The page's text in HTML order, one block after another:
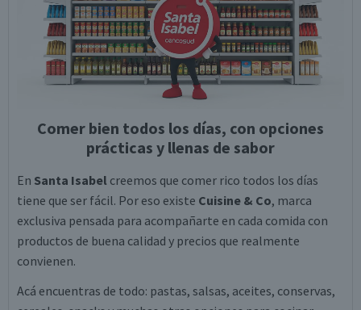
Comer bien todos los días, con opciones
prácticas y llenas de sabor
En Santa Isabel creemos que comer rico todos los días
tiene que ser fácil. Por eso existe Cuisine & Co, marca
exclusiva pensada para acompañarte en cada comida con
productos de buena calidad y precios que realmente
convienen.
Acá encuentras de todo: pastas, salsas, aceites, conservas,